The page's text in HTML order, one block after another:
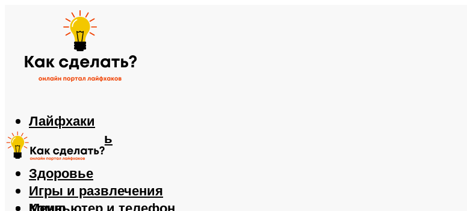
Лайфхаки
Автомобиль
Еда
Здоровье
Игры и развлечения